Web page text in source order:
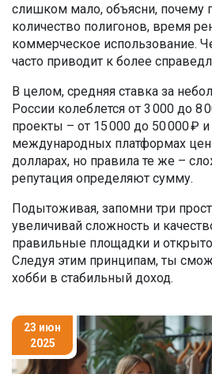
слишком мало, объясни, почему
количество полигонов, время
коммерческое использование.
часто приводит к более
В целом, средняя ставка за
России колеблется от 3 000 до 8
проекты – от 15 000 до 50 000 ₽
международных платформах
долларах, но правила те же –
репутация определяют сумму.
Подытоживая, запомни три
увеличивай сложность и
правильные площадки и
Следуя этим принципам, ты
хобби в стабильный доход.
23 июн
2025